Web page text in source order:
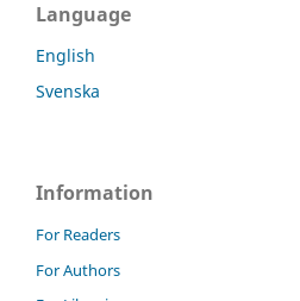
Language
English
Svenska
Information
For Readers
For Authors